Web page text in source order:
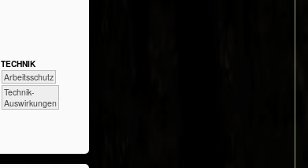
TECH​NIK
​​​​​​Arbeitsschutz
​​​​​​Technik-
Auswirkungen